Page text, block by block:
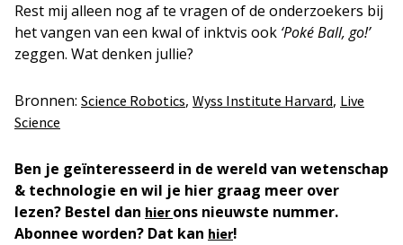
Rest mij alleen nog af te vragen of de onderzoekers bij
het vangen van een kwal of inktvis ook ‘Poké Ball, go!’
zeggen. Wat denken jullie?
Bronnen: Science Robotics, Wyss Institute Harvard, Live
Science
Ben je geïnteresseerd in de wereld van wetenschap
& technologie en wil je hier graag meer over
lezen? Bestel dan hierons nieuwste nummer.
Abonnee worden? Dat kan hier!